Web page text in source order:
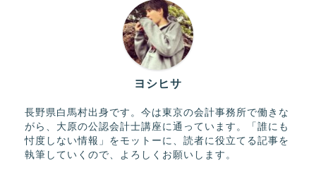
ヨシヒサ
長野県白馬村出身です。今は東京の会計事務所で働きな
がら、大原の公認会計士講座に通っています。「誰にも
忖度しない情報」をモットーに、読者に役立てる記事を
執筆していくので、よろしくお願いします。